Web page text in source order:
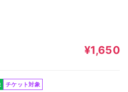
¥1,650
チケット対象